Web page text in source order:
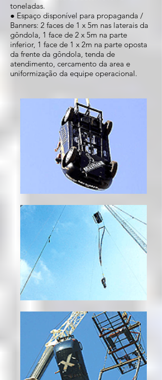
toneladas.
● Espaço disponível para propaganda /
Banners: 2 faces de 1 x 5m nas laterais da
gôndola, 1 face de 2 x 5m na parte
inferior, 1 face de 1 x 2m na parte oposta
da frente da gôndola, tenda de
atendimento, cercamento da area e
uniformização da equipe operacional.